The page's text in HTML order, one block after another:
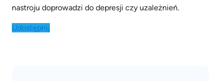
nastroju doprowadzi do depresji czy uzależnień.
Udostępnij